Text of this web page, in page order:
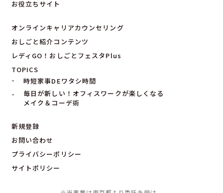
お役立ちサイト
オンラインキャリアカウンセリング
おしごと紹介コンテンツ
レディGO！おしごとフェスタPlus
TOPICS
時短家事DEワタシ時間
毎日が新しい！オフィスワークが楽しくなる
メイク＆コーデ術
新規登録
お問い合わせ
プライバシーポリシー
サイトポリシー